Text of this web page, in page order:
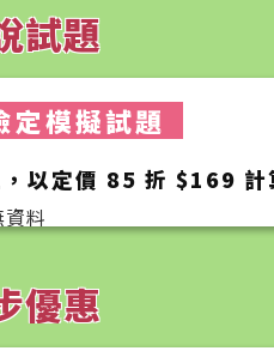
試題
模擬試題
以定價 85 折 $169 計
料
優惠